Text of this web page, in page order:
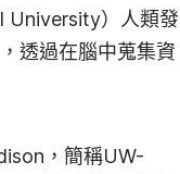
University）人類發
透過在腦中蒐集資
，簡稱UW-